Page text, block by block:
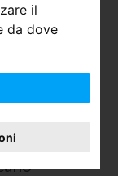
il
da dove
per gli
e